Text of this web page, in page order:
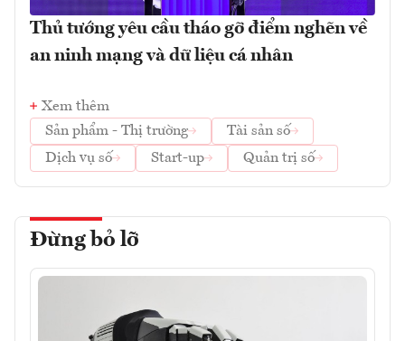
Thủ tướng yêu cầu tháo gỡ điểm nghẽn về
an ninh mạng và dữ liệu cá nhân
Xem thêm
Sản phẩm - Thị trường
Tài sản số
Dịch vụ số
Start-up Quản trị số
Đừng bỏ lỡ